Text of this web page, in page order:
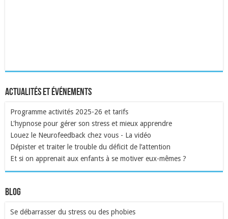
Actualités et événements
Programme activités 2025-26 et tarifs
L'hypnose pour gérer son stress et mieux apprendre
Louez le Neurofeedback chez vous - La vidéo
Dépister et traiter le trouble du déficit de l’attention
Et si on apprenait aux enfants à se motiver eux-mêmes ?
Blog
Se débarrasser du stress ou des phobies